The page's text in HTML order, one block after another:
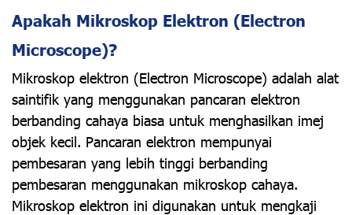
Apakah Mikroskop Elektron (Electron
Microscope)?
Mikroskop elektron (Electron Microscope) adalah alat
saintifik yang menggunakan pancaran elektron
berbanding cahaya biasa untuk menghasilkan imej
objek kecil. Pancaran elektron mempunyai
pembesaran yang lebih tinggi berbanding
pembesaran menggunakan mikroskop cahaya.
Mikroskop elektron ini digunakan untuk mengkaji